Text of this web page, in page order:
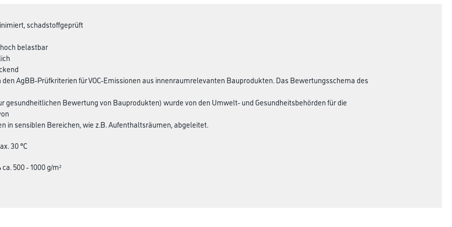
schadstoffgeprüft
belastbar
den AgBB-Prüfkriterien für VOC-Emissionen aus innenraumrelevanten Bauprodukten. Das Bewertungsschema des
gesundheitlichen Bewertung von Bauprodukten) wurde von den Umwelt- und Gesundheitsbehörden für die
in sensiblen Bereichen, wie z.B. Aufenthaltsräumen, abgeleitet.
30 °C
500 - 1000 g/m²